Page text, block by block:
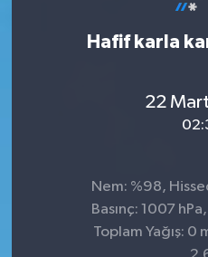
Hafif karla
22
Nem: %98,
Basınç: 1007
Toplam Yağış: 0